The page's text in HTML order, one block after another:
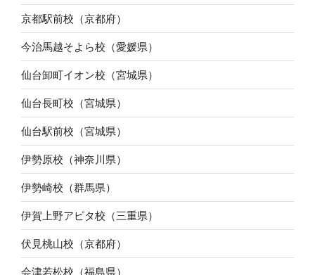
京都駅前校（京都府）
今治馬越そよら校（愛媛県）
仙台卸町イオン校（宮城県）
仙台長町校（宮城県）
仙台駅前校（宮城県）
伊勢原校（神奈川県）
伊勢崎校（群馬県）
伊賀上野アピタ校（三重県）
伏見桃山校（京都府）
会津若松校（福島県）